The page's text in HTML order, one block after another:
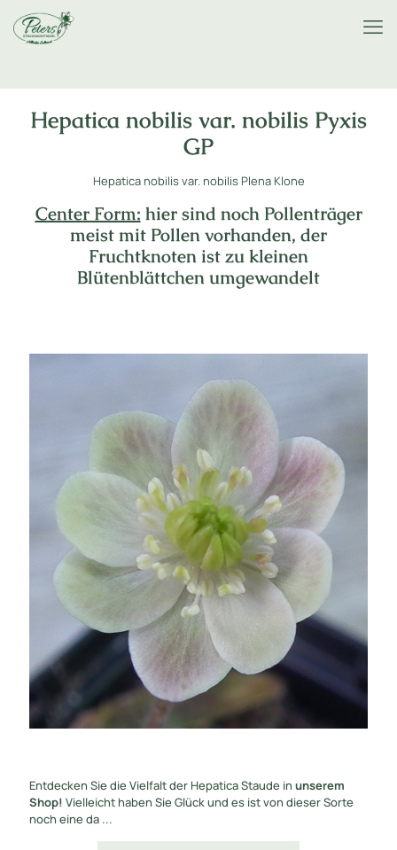
Hepatica nobilis var. nobilis Pyxis
GP
Hepatica nobilis var. nobilis Plena Klone
Center Form: hier sind noch Pollenträger
meist mit Pollen vorhanden, der
Fruchtknoten ist zu kleinen
Blütenblättchen umgewandelt
Entdecken Sie die Vielfalt der Hepatica Staude in unserem
Shop! Vielleicht haben Sie Glück und es ist von dieser Sorte
noch eine da ...